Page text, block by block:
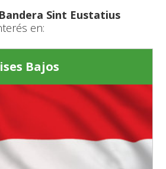
Bandera Sint Eustatius
en:
Bajos